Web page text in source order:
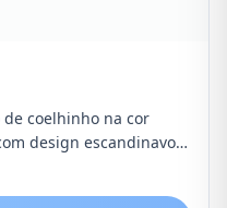
coelhinho na cor
design escandinavo
e conforto do